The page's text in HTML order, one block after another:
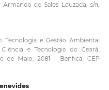
de Sales Louzada, s/n,
e Gestão Ambiental
e Tecnologia do Ceará,
de Maio, 2081 - Benfica, CEP